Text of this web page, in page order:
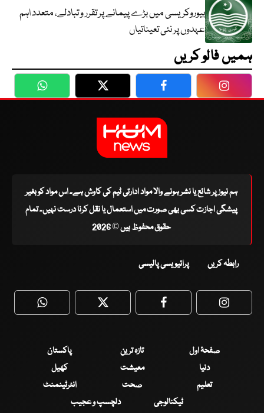
بیوروکریسی میں بڑے پیمانے پر تقرر و تبادلے، متعدد اہم
عہدوں پر نئی تعیناتیاں
ہمیں فالو کریں
WhatsApp Twitter Facebook
ہم نیوز پر شائع یا نشر ہونے والا مواد ادارتی ٹیم کی کاوش ہے۔ اس مواد کو بغیر
پیشگی اجازت کسی بھی صورت میں استعمال یا نقل کرنا درست نہیں۔ تمام
حقوق محفوظ ہیں © 2026
رابطہ کریں پرائیویسی پالیسی
WhatsApp Twitter Facebook
صفحۂ اول تازہ ترین
پاکستان
دنیا
معیشت
کھیل
تعلیم
صحت
انٹرٹینمنٹ
ٹیکنالوجی
دلچسپ و عجیب